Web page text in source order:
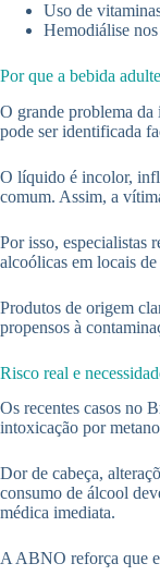
Uso de
Hemodiálise nos
Por que a bebida
O grande problema da
pode ser identificada
O líquido é incolor,
comum. Assim, a
Por isso, especialistas
alcoólicas em locais
Produtos de origem
propensos à
Risco real e
Os recentes casos no
intoxicação por
Dor de cabeça,
consumo de álcool
médica imediata.
A ABNO reforça que